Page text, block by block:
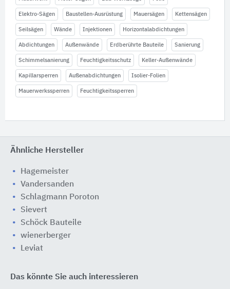
Elektro-Sägen Baustellen-Ausrüstung Mauersägen Kettensägen
Seilsägen Wände Injektionen Horizontalabdichtungen
Abdichtungen Außenwände Erdberührte Bauteile Sanierung
Schimmelsanierung Feuchtigkeitsschutz Keller-Außenwände
Kapillarsperren Außenabdichtungen Isolier-Folien
Mauerwerkssperren Feuchtigkeitssperren
Ähnliche Hersteller
Hagemeister
Vandersanden
Schlagmann Poroton
Sievert
Schöck Bauteile
wienerberger
Leviat
Das könnte Sie auch interessieren